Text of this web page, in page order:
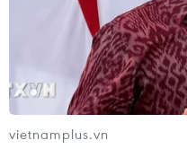
Đồng Nai cần
tổ chức chuỗi giá trị
Khởi động RE:ACT:
mới sáng tạo vì
Khởi động xét chọn
vietnamplus.vn